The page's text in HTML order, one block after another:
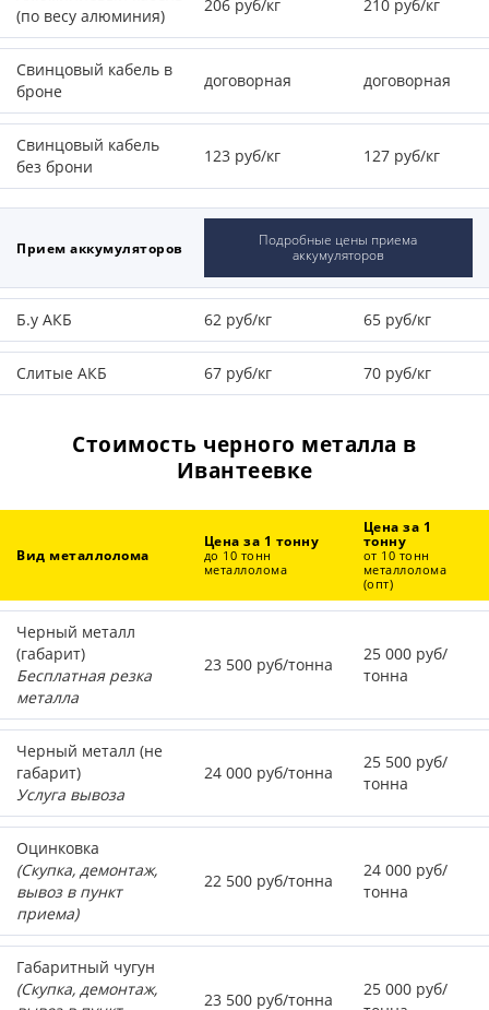
(по весу алюминия)
206 руб/кг 210 руб/кг
Свинцовый кабель в
броне
договорная договорная
Свинцовый кабель
без брони
123 руб/кг 127 руб/кг
Прием аккумуляторов
Подробные цены приема
аккумуляторов
Б.у АКБ 62 руб/кг 65 руб/кг
Слитые АКБ 67 руб/кг 70 руб/кг
Стоимость черного металла в
Ивантеевке
Вид металлолома
Цена за 1 тонну
до 10 тонн
металлолома
Цена за 1
тонну
от 10 тонн
металлолома
(опт)
Черный металл
(габарит)
Бесплатная резка
металла
23 500 руб/тонна
25 000 руб/
тонна
Черный металл (не
габарит)
Услуга вывоза
24 000 руб/тонна
25 500 руб/
тонна
Оцинковка
(Скупка, демонтаж,
вывоз в пункт
приема)
22 500 руб/тонна
24 000 руб/
тонна
Габаритный чугун
(Скупка, демонтаж,
23 500 руб/тонна
25 000 руб/